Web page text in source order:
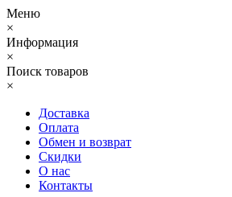
Меню
×
Информация
×
Поиск товаров
×
Доставка
Оплата
Обмен и возврат
Скидки
О нас
Контакты